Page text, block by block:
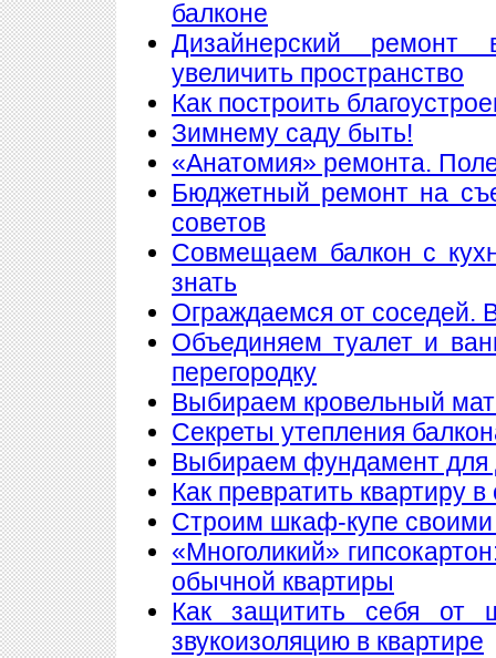
балконе
Дизайнерский
увеличить пространство
Как построить
Зимнему саду быть!
«Анатомия» ремонта.
Бюджетный ремонт на
советов
Совмещаем балкон с
знать
Ограждаемся от соседей.
Объединяем туалет и
перегородку
Выбираем кровельный
Секреты утепления
Выбираем фундамент для
Как превратить квартиру
Строим шкаф-купе
«Многоликий»
обычной квартиры
Как защитить себя от
звукоизоляцию в квартире